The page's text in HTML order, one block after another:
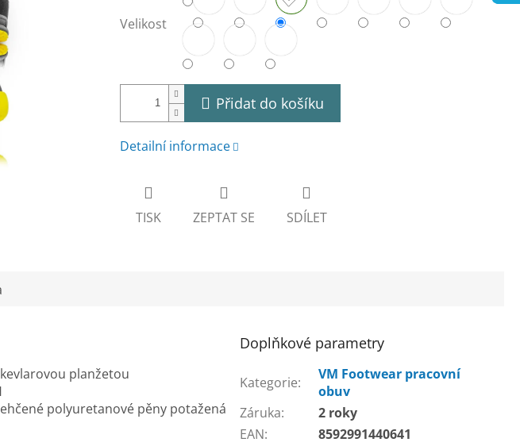
Velikost
Přidat do košíku
Detailní informace
TISK ZEPTAT SE SDÍLET
planžetou
polyuretanové pěny potažená
Doplňkové parametry
Kategorie:
VM Footwear pracovní
obuv
Záruka:
2 roky
EAN: 8592991440641